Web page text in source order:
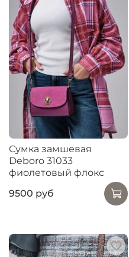
Сумка замшевая
Deboro 31033
фиолетовый флокс
9500 руб